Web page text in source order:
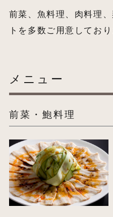
前菜、魚料理、肉料理
トを多数ご用意しており
メニュー
前菜・鮑料理